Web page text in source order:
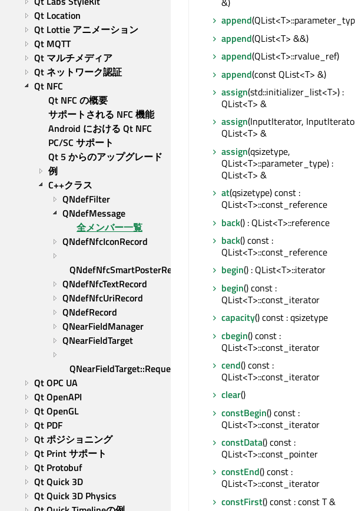
Qt Location
Qt Lottie アニメーション
Qt MQTT
Qt マルチメディア
Qt ネットワーク認証
Qt NFC
Qt NFC の概要
サポートされる NFC 機能
Android における Qt NFC
PC/SC サポート
Qt 5 からのアップグレード
例
C++クラス
QNdefFilter
QNdefMessage
全メンバー一覧
QNdefNfcIconRecord
QNdefNfcSmartPosterRecord
QNdefNfcTextRecord
QNdefNfcUriRecord
QNdefRecord
QNearFieldManager
QNearFieldTarget
QNearFieldTarget::RequestId
Qt OPC UA
Qt OpenAPI
Qt OpenGL
Qt PDF
Qt ポジショニング
Qt Print サポート
Qt Protobuf
Qt Quick 3D
Qt Quick 3D Physics
append
append(QList<T> &&)
append(QList<T>::rvalue_ref)
append(const QList<T> &)
assign(std::initializer_list<T>) :
QList<T> &
assign(InputIterator,
QList<T> &
assign(qsizetype,
QList<T>::parameter_type) :
QList<T> &
at(qsizetype) const :
QList<T>::const_reference
back() : QList<T>::reference
back() const :
QList<T>::const_reference
begin() : QList<T>::iterator
begin() const :
QList<T>::const_iterator
capacity() const : qsizetype
cbegin() const :
QList<T>::const_iterator
cend() const :
QList<T>::const_iterator
clear()
constBegin() const :
QList<T>::const_iterator
constData() const :
QList<T>::const_pointer
constEnd() const :
QList<T>::const_iterator
constFirst() const : const T &